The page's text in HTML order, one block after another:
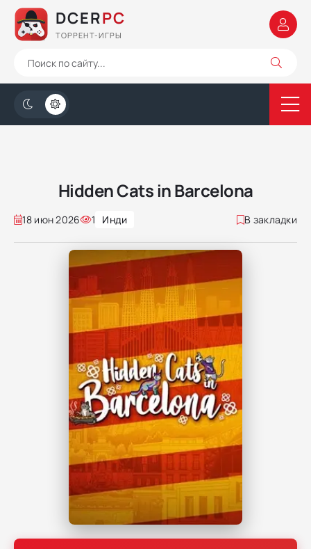
DCERPC
ТОРРЕНТ-ИГРЫ
Hidden Cats in Barcelona
18 июн 2026 1 Инди В закладки